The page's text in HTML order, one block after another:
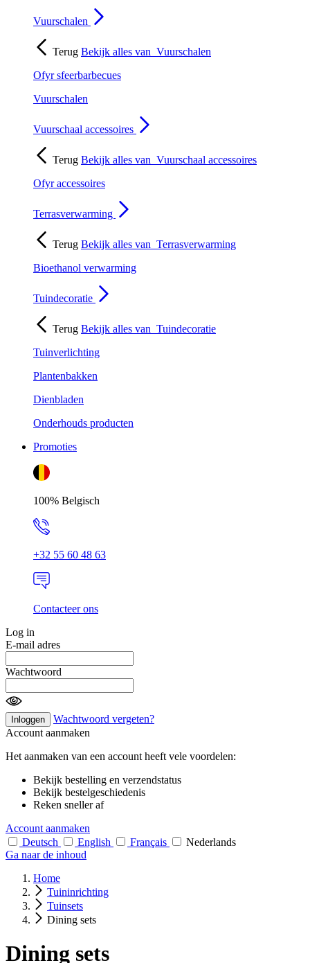
Vuurschalen
Terug Bekijk alles van Vuurschalen
Ofyr sfeerbarbecues
Vuurschalen
Vuurschaal accessoires
Terug Bekijk alles van Vuurschaal accessoires
Ofyr accessoires
Terrasverwarming
Terug Bekijk alles van Terrasverwarming
Bioethanol verwarming
Tuindecoratie
Terug Bekijk alles van Tuindecoratie
Tuinverlichting
Plantenbakken
Dienbladen
Onderhouds producten
Promoties
100% Belgisch
+32 55 60 48 63
Contacteer ons
Log in
E-mail adres
Wachtwoord
Inloggen
Wachtwoord vergeten?
Account aanmaken
Het aanmaken van een account heeft vele voordelen:
Bekijk bestelling en verzendstatus
Bekijk bestelgeschiedenis
Reken sneller af
Account aanmaken
Deutsch
English Français
Nederlands
Ga naar de inhoud
Home
Tuininrichting
Tuinsets
Dining sets
Dining sets